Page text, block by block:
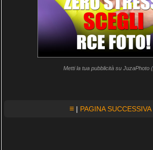
Metti la tua pubblicità su JuzaPhoto (
≡ | PAGINA SUCCESSIVA